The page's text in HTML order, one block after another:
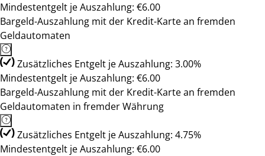
Mindestentgelt je Auszahlung: €6.00
Bargeld-Auszahlung mit der Kredit-Karte an fremden
Geldautomaten
Zusätzliches Entgelt je Auszahlung: 3.00%
Mindestentgelt je Auszahlung: €6.00
Bargeld-Auszahlung mit der Kredit-Karte an fremden
Geldautomaten in fremder Währung
Zusätzliches Entgelt je Auszahlung: 4.75%
Mindestentgelt je Auszahlung: €6.00